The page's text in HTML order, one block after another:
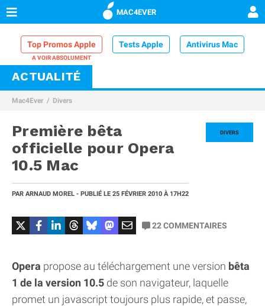
MAC4EVER
Top Promos Apple Tests Apple Antivirus Mac
VPN Mac
Comparatif iPhone
ACTUALITÉ
Mac4Ever Divers
DIVERS
Première bêta
officielle pour Opera
10.5 Mac
PAR ARNAUD MOREL - PUBLIÉ LE 25 FÉVRIER 2010 À 17H22
22COMMENTAIRES
Opera propose au téléchargement une version bêta
1 de la version 10.5 de son navigateur, laquelle
promet un javascript toujours plus rapide, et passe,